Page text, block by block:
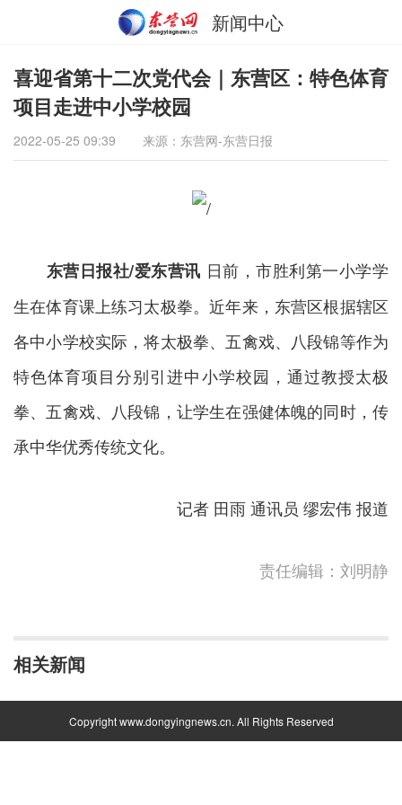
新闻中心
喜迎省第十二次党代会｜东营区：特色体育
项目走进中小学校园
2022-05-25 09:39 来源：东营网-东营日报
东营日报社/爱东营讯 日前，市胜利第一小学学
生在体育课上练习太极拳。近年来，东营区根据辖区
各中小学校实际，将太极拳、五禽戏、八段锦等作为
特色体育项目分别引进中小学校园，通过教授太极
拳、五禽戏、八段锦，让学生在强健体魄的同时，传
承中华优秀传统文化。
记者 田雨 通讯员 缪宏伟 报道
责任编辑：刘明静
相关新闻
Copyright www.dongyingnews.cn. All Rights Reserved